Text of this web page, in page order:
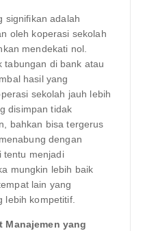
signifikan adalah
oleh koperasi sekolah
mendekati nol.
tabungan di bank atau
hasil yang
sekolah jauh lebih
disimpan tidak
bahkan bisa tergerus
dengan
tentu menjadi
mungkin lebih baik
lain yang
lebih kompetitif.
Manajemen yang